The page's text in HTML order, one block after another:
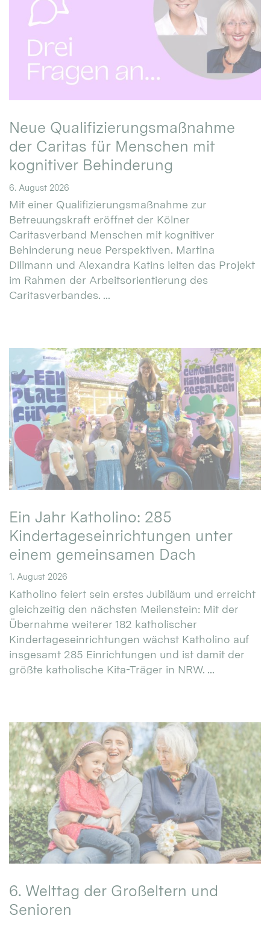
Neue Qualifizierungsmaßnahme
der Caritas für Menschen mit
kognitiver Behinderung
6. August 2026
Mit einer Qualifizierungsmaßnahme zur
Betreuungskraft eröffnet der Kölner
Caritasverband Menschen mit kognitiver
Behinderung neue Perspektiven. Martina
Dillmann und Alexandra Katins leiten das Projekt
im Rahmen der Arbeitsorientierung des
Caritasverbandes. ...
Ein Jahr Katholino: 285
Kindertageseinrichtungen unter
einem gemeinsamen Dach
1. August 2026
Katholino feiert sein erstes Jubiläum und erreicht
gleichzeitig den nächsten Meilenstein: Mit der
Übernahme weiterer 182 katholischer
Kindertageseinrichtungen wächst Katholino auf
insgesamt 285 Einrichtungen und ist damit der
größte katholische Kita-Träger in NRW. ...
6. Welttag der Großeltern und
Senioren